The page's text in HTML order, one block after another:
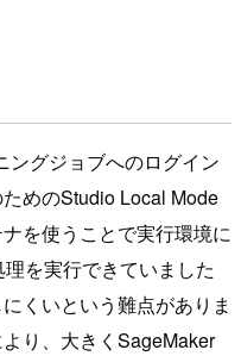
ングジョブへのログイン
めのStudio Local Mode
を使うことで実行環境に
を実行できていました
くいという難点がありま
り、大きくSageMaker